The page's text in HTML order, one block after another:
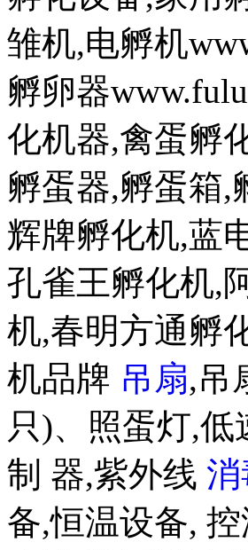
雏机,电孵机
孵卵器
化机器,禽蛋孵
孵蛋器,孵蛋箱,
辉牌孵化机,蓝
孔雀王孵化机,
机,春明方通孵
机品牌 吊扇,吊
只)、照蛋灯,
制 器,紫外线
备,恒温设备,